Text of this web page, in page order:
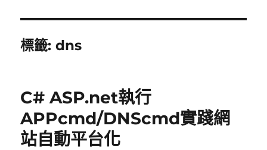
標籤:dns
C# ASP.net執行
APPcmd/DNScmd實踐網
站自動平台化